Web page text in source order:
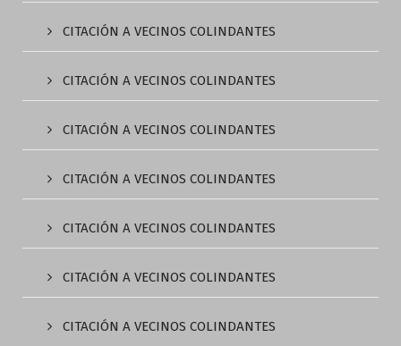
CITACIÓN A VECINOS COLINDANTES
CITACIÓN A VECINOS COLINDANTES
CITACIÓN A VECINOS COLINDANTES
CITACIÓN A VECINOS COLINDANTES
CITACIÓN A VECINOS COLINDANTES
CITACIÓN A VECINOS COLINDANTES
CITACIÓN A VECINOS COLINDANTES